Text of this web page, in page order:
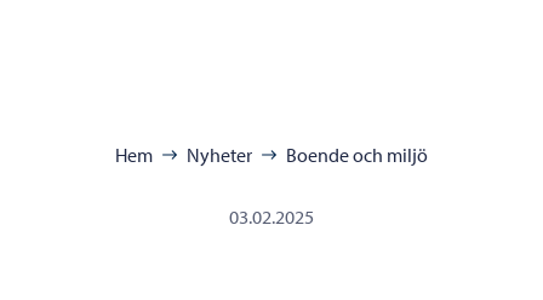
Hem Nyheter Boende och miljö
03.02.2025